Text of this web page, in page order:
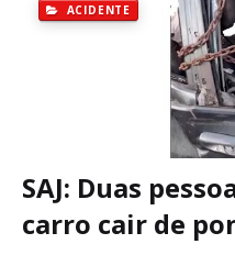
ACIDENTE
SAJ: Duas
carro cair de